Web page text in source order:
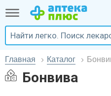
Главная Каталог
Бонвива